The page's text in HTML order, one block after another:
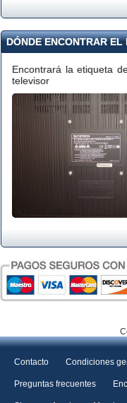
DÓNDE ENCONTRAR EL
Encontrará la etiqueta
televisor
Contacto Condiciones
Preguntas frecuentes